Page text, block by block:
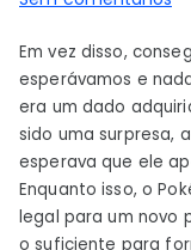
O
Em vez disso,
esperávamos e
era um dado
sido uma surpresa,
esperava que ele
Enquanto isso, o
legal para um novo
o suficiente para